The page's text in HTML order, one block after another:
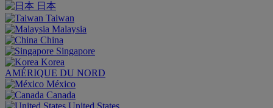
日本
Taiwan
Malaysia
China
Singapore
Korea
AMÉRIQUE DU NORD
México
Canada
United States